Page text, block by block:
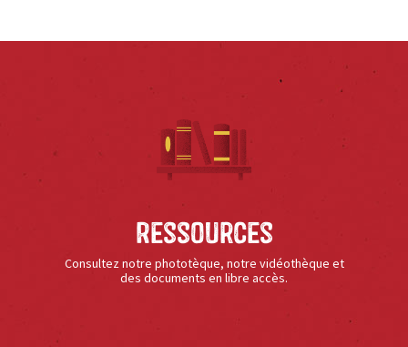
Ressources
Consultez notre phototèque, notre vidéothèque et
des documents en libre accès.